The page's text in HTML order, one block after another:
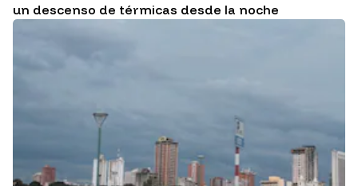
un descenso de térmicas desde la noche